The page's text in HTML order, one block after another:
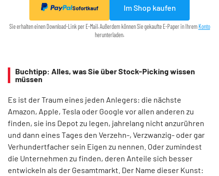
Sofortkauf Im Shop kaufen
Sie erhalten einen Download-Link per E-Mail. Außerdem können Sie gekaufte E-Paper in IhremKonto
herunterladen.
Buchtipp: Alles, was Sie über Stock-Picking wissen
müssen
Es ist der Traum eines jeden Anlegers: die nächste
Amazon, Apple, Tesla oder Google vor allen anderen zu
finden, sie ins Depot zu legen, jahrelang nicht anzurühren
und dann eines Tages den Verzehn-, Verzwanzig- oder gar
Verhundertfacher sein Eigen zu nennen. Oder zumindest
die Unternehmen zu finden, deren Anteile sich besser
entwickeln als der Gesamtmarkt. Der Name dieser Kunst: